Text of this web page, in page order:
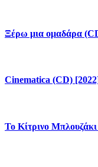
Ξέρω μια ομαδάρα
Cinematica (CD)
Το Κίτρινο